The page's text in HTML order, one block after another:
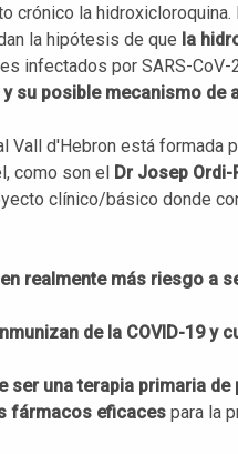
crónico la
la hipótesis de que la
infectados por SARS-
su posible mecanismo de
Vall d'Hebron está formada
como son el Dr Josep
clínico/básico donde
realmente más riesgo a
de la COVID-19 y
ser una terapia primaria de
fármacos eficaces para la